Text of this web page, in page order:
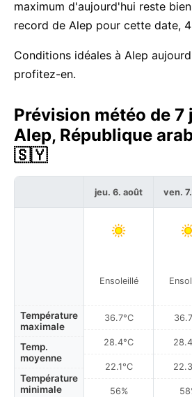
maximum d'aujourd'hui reste
record de Alep pour cette date,
Conditions idéales à Alep
profitez-en.
Prévision météo de 7
Alep, République
🇸🇾
Température
maximale
Temp.
moyenne
Température
minimale
jeu. 6. août
Ensoleillé
36.7°C
28.4°C
22.1°C
56%
ven.